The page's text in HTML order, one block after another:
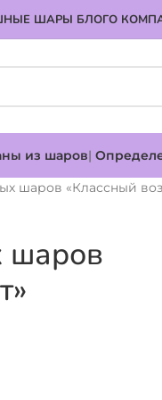
ШАРЫ БЛОГО
из шаров|
шаров «Классный
шаров